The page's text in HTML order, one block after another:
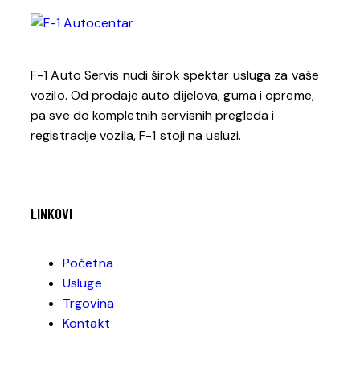
F-1 Auto Servis nudi širok spektar usluga za vaše
vozilo. Od prodaje auto dijelova, guma i opreme,
pa sve do kompletnih servisnih pregleda i
registracije vozila, F-1 stoji na usluzi.
LINKOVI
Početna
Usluge
Trgovina
Kontakt